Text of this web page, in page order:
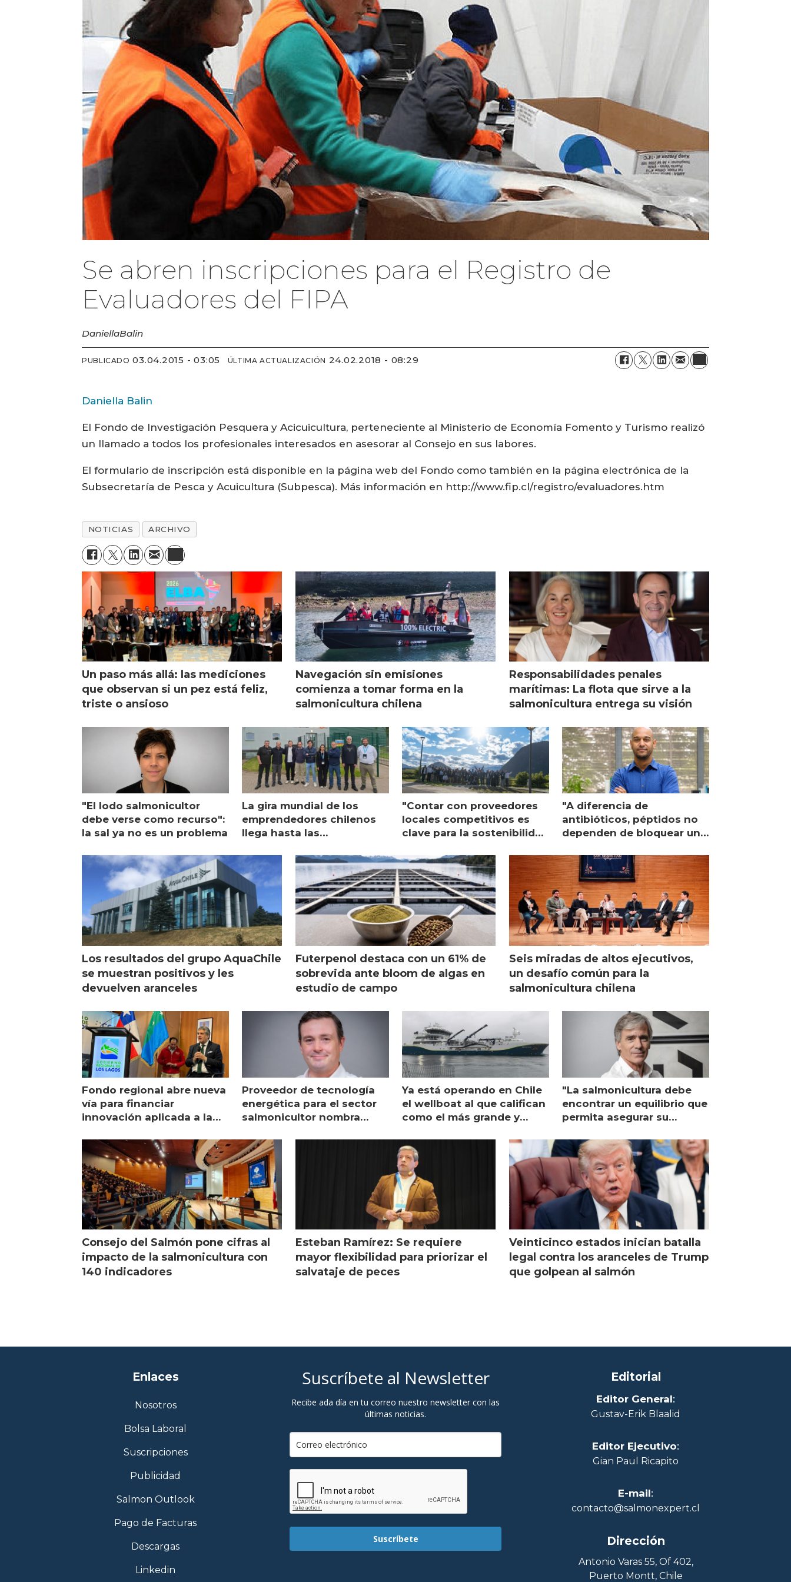
Se abren inscripciones para el Registro de
Evaluadores del FIPA
DaniellaBalin
PUBLICADO 03.04.2015 - 03:05 ÚLTIMA ACTUALIZACIÓN 24.02.2018 - 08:29
Daniella Balin
El Fondo de Investigación Pesquera y Acicuicultura, perteneciente al Ministerio de Economía Fomento y Turismo realizó
un llamado a todos los profesionales interesados en asesorar al Consejo en sus labores.
El formulario de inscripción está disponible en la página web del Fondo como también en la página electrónica de la
Subsecretaría de Pesca y Acuicultura (Subpesca). Más información en http://www.fip.cl/registro/evaluadores.htm
NOTICIAS ARCHIVO
Un paso más allá: las mediciones
que observan si un pez está feliz,
triste o ansioso
Navegación sin emisiones
comienza a tomar forma en la
salmonicultura chilena
Responsabilidades penales
marítimas: La flota que sirve a la
salmonicultura entrega su visión
"El lodo salmonicultor
debe verse como recurso":
la sal ya no es un problema
La gira mundial de los
emprendedores chilenos
llega hasta las
Escocia
"Contar con proveedores
locales competitivos es
clave para la sostenibilidad
"A diferencia de
antibióticos, péptidos no
dependen de bloquear una
Los resultados del grupo AquaChile
se muestran positivos y les
devuelven aranceles
Futerpenol destaca con un 61% de
sobrevida ante bloom de algas en
estudio de campo
Seis miradas de altos ejecutivos,
un desafío común para la
salmonicultura chilena
Fondo regional abre nueva
vía para financiar
innovación aplicada a la
Proveedor de tecnología
energética para el sector
salmonicultor nombra
Ya está operando en Chile
el wellboat al que califican
como el más grande y
"La salmonicultura debe
encontrar un equilibrio que
permita asegurar su
Consejo del Salmón pone cifras al
impacto de la salmonicultura con
140 indicadores
Esteban Ramírez: Se requiere
mayor flexibilidad para priorizar el
salvataje de peces
Veinticinco estados inician batalla
legal contra los aranceles de Trump
que golpean al salmón
Enlaces
Nosotros
Bolsa Laboral
Suscripciones
Publicidad
Salmon Outlook
Pago de Facturas
Descargas
Linkedin
Suscríbete al Newsletter
Recibe ada día en tu correo nuestro newsletter con las
últimas noticias.
Suscríbete
Editorial
Editor General:
Gustav-Erik Blaalid
Editor Ejecutivo:
Gian Paul Ricapito
E-mail:
contacto@salmonexpert.cl
Dirección
Antonio Varas 55, Of 402,
Puerto Montt, Chile